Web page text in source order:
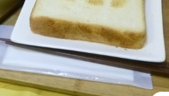
ยามากุจิตะวันออก
จังหวัดเอฮิเมะ
ชิมาเนะ